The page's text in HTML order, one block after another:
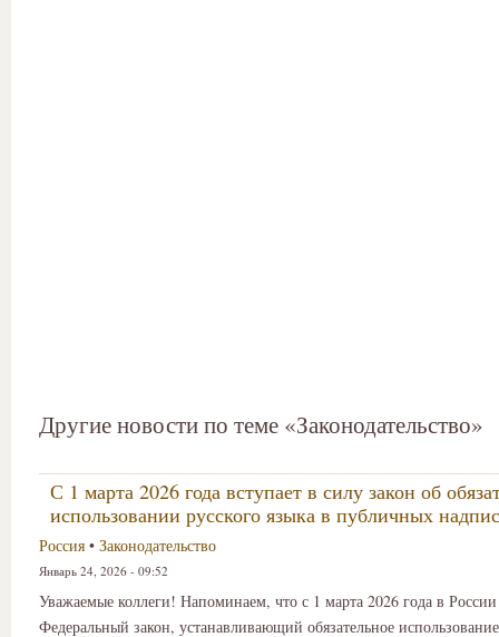
Другие новости по теме «Законодательство»
С 1 марта 2026 года вступает в силу закон об
использовании русского языка в публичных
Россия • Законодательство
Январь 24, 2026 - 09:52
Уважаемые коллеги! Напоминаем, что с 1 марта 2026 года в России
Федеральный закон, устанавливающий обязательное